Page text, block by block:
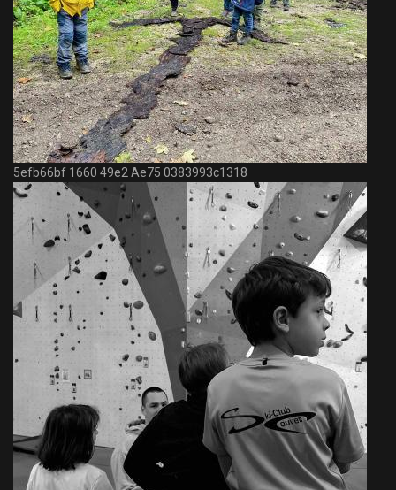
5efb66bf 1660 49e2 Ae75 0383993c1318